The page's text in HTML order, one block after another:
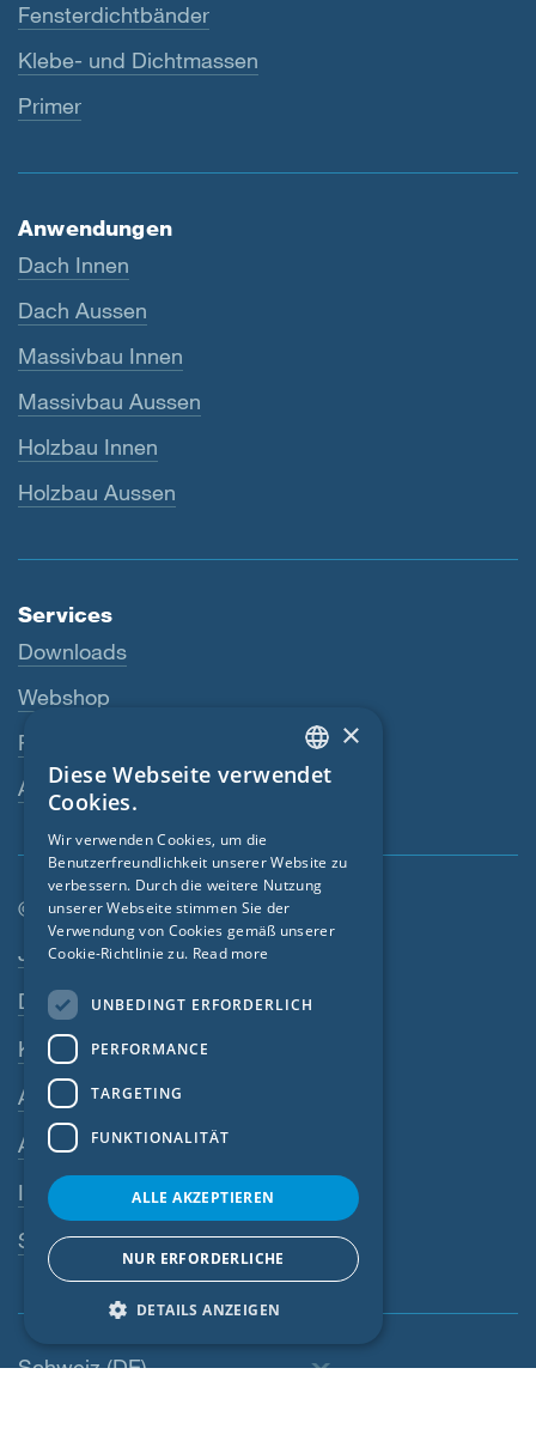
Fensterdichtbänder
Klebe- und Dichtmassen
Primer
Anwendungen
Dach Innen
Dach Aussen
Massivbau Innen
Massivbau Aussen
Holzbau Innen
Holzbau Aussen
Services
Downloads
Webshop
Fachhändler
Ansprechperson
© SIGA 2026
Footer-Navigation
Jobs
Datenschutz
Kontakt
AGB
AEB
Impressum
SIGA-Meldesystem
Schweiz (DE)
ENGLISH
FRENCH
CZECH
NORWEGIAN
×
Diese Webseite verwendet
Cookies.
Wir verwenden Cookies, um die
Benutzerfreundlichkeit unserer Website zu
verbessern. Durch die weitere Nutzung
unserer Webseite stimmen Sie der
Verwendung von Cookies gemäß unserer
Cookie-Richtlinie zu. Read more
UNBEDINGT ERFORDERLICH
PERFORMANCE
TARGETING
FUNKTIONALITÄT
ALLE AKZEPTIEREN
NUR ERFORDERLICHE
DETAILS ANZEIGEN